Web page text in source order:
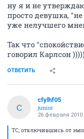
ну я и не
просто девушка,
уже нелучшего
Так что
говорил Карлсон
ОТВЕТИТЬ
C
cfylhf05
junior
26 февраля 2010
ТС, отключившись от